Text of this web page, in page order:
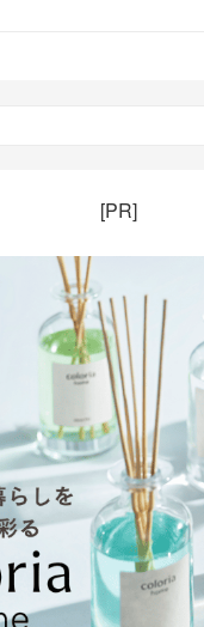
[PR]